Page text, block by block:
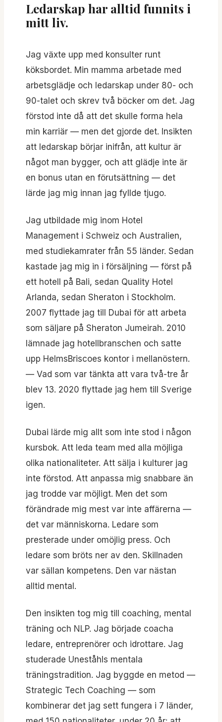
Ledarskap har alltid funnits i
mitt liv.
Jag växte upp med konsulter runt
köksbordet. Min mamma arbetade med
arbetsglädje och ledarskap under 80- och
90-talet och skrev två böcker om det. Jag
förstod inte då att det skulle forma hela
min karriär — men det gjorde det. Insikten
att ledarskap börjar inifrån, att kultur är
något man bygger, och att glädje inte är
en bonus utan en förutsättning — det
lärde jag mig innan jag fyllde tjugo.
Jag utbildade mig inom Hotel
Management i Schweiz och Australien,
med studiekamrater från 55 länder. Sedan
kastade jag mig in i försäljning — först på
ett hotell på Bali, sedan Quality Hotel
Arlanda, sedan Sheraton i Stockholm.
2007 flyttade jag till Dubai för att arbeta
som säljare på Sheraton Jumeirah. 2010
lämnade jag hotellbranschen och satte
upp HelmsBriscoes kontor i mellanöstern.
— Vad som var tänkta att vara två-tre år
blev 13. 2020 flyttade jag hem till Sverige
igen.
Dubai lärde mig allt som inte stod i någon
kursbok. Att leda team med alla möjliga
olika nationaliteter. Att sälja i kulturer jag
inte förstod. Att anpassa mig snabbare än
jag trodde var möjligt. Men det som
förändrade mig mest var inte affärerna —
det var människorna. Ledare som
presterade under omöjlig press. Och
ledare som bröts ner av den. Skillnaden
var sällan kompetens. Den var nästan
alltid mental.
Den insikten tog mig till coaching, mental
träning och NLP. Jag började coacha
ledare, entreprenörer och idrottare. Jag
studerade Uneståhls mentala
träningstradition. Jag byggde en metod —
Strategic Tech Coaching — som
kombinerar det jag sett fungera i 7 länder,